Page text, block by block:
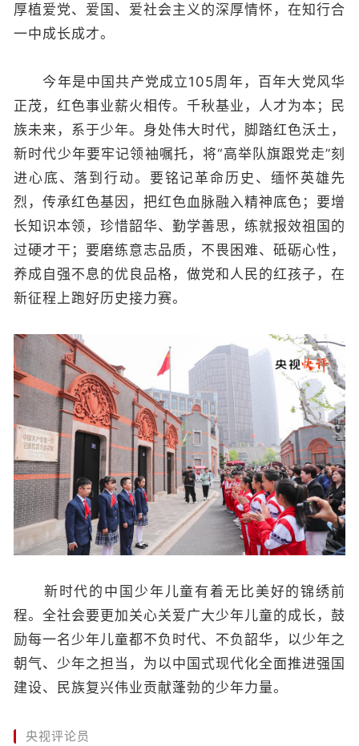
厚植爱党、爱国、爱社会主义的深厚情怀，在知行合
一中成长成才。
今年是中国共产党成立105周年，百年大党风华
正茂，红色事业薪火相传。千秋基业，人才为本；民
族未来，系于少年。身处伟大时代，脚踏红色沃土，
新时代少年要牢记领袖嘱托，将“高举队旗跟党走”刻
进心底、落到行动。要铭记革命历史、缅怀英雄先
烈，传承红色基因，把红色血脉融入精神底色；要增
长知识本领，珍惜韶华、勤学善思，练就报效祖国的
过硬才干；要磨练意志品质，不畏困难、砥砺心性，
养成自强不息的优良品格，做党和人民的红孩子，在
新征程上跑好历史接力赛。
新时代的中国少年儿童有着无比美好的锦绣前
程。全社会要更加关心关爱广大少年儿童的成长，鼓
励每一名少年儿童都不负时代、不负韶华，以少年之
朝气、少年之担当，为以中国式现代化全面推进强国
建设、民族复兴伟业贡献蓬勃的少年力量。
央视评论员